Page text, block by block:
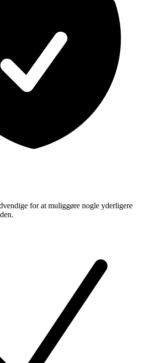
for at muliggøre nogle yderligere